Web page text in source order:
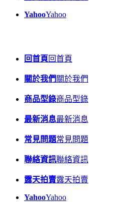
YahooYahoo
回首頁回首頁
關於我們 關於我們
商品型錄商品型錄
最新消息最新消息
常見問題常見問題
聯絡資訊聯絡資訊
露天拍賣露天拍賣
YahooYahoo